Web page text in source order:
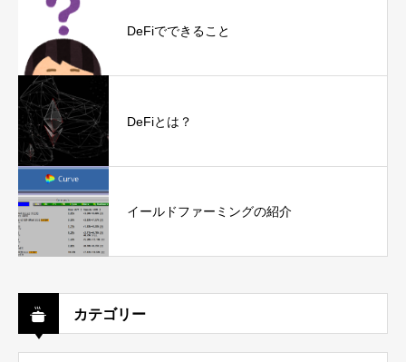
DeFiでできること
DeFiとは？
イールドファーミングの紹介
カテゴリー